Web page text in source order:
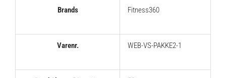
Brands Fitness360
Varenr. WEB-VS-PAKKE2-1